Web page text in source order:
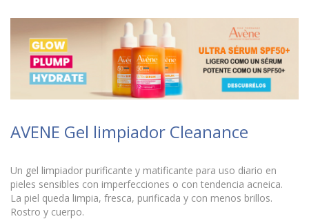
AVENE Gel limpiador Cleanance
Un gel limpiador purificante y matificante para uso diario en
pieles sensibles con imperfecciones o con tendencia acneica.
La piel queda limpia, fresca, purificada y con menos brillos.
Rostro y cuerpo.